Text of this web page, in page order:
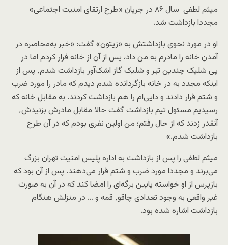
میثم لطفی سال ۸۶ در جریان «طرح ارتقای امنیت اجتماعی»
مجددا بازداشت شد.
او در مورد نحوی بازداشتش به «زیتون» گفت: «خبر به‌محاصره در
آمدن خانه را مادرم به من داد، پس از آن از خانه فرار کردم اما در
پی شلیک چندین تیر و شلیک گاز اشک‌آور بازداشت شدم٬ پس از
اینکه مجدد به در خانه بازگردانده شدم دیدم که مادر را مورد ضرب
و شتم قرار دادند و دایی‌ام را هم بازداشت کردند. به مقابل خانه که
رسیدیم مسئول تیم بازداشت گفت حالا مقابل مادرش بزنیدش٬
آنقدر زدند که از حال رفتم؛ من اولین نفری بودم که در آن طرح
بازداشت شدم.»
میثم لطفی را پس از بازداشت به اداره پلیس امنیت تهران بزرگ
می‌برند و مجددا مورد ضرب و شتم قرار می‌دهند. پس از آن بود که
بازپرس از او خواسته پایین برگه‌ای را امضا کند که در آن به صورت
غیر واقعی به وجود تعدادی چاقو٬ قمه و … در منزلش هنگام
بازداشت اشاره شده بود.